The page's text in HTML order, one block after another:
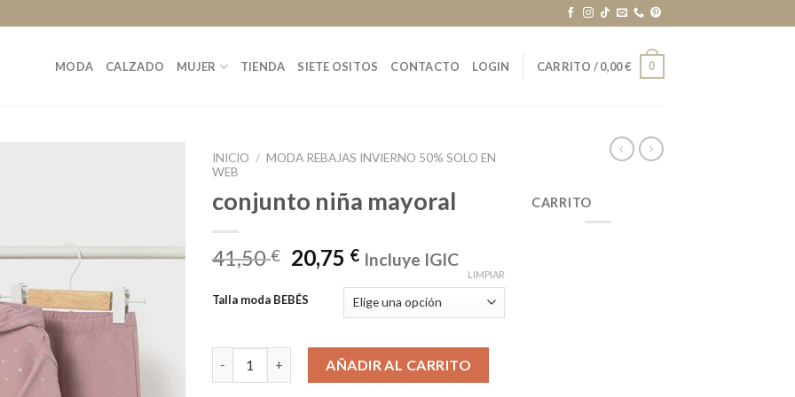
MODA CALZADO MUJER TIENDA SIETE OSITOS CONTACTO LOGIN CARRITO /0,00€ 0
INICIO / MODA REBAJAS INVIERNO 50% SOLO EN
WEB
conjunto niña mayoral
41,50€ 20,75 € Incluye IGIC
Talla moda BEBÉS
LIMPIAR
conjunto niña mayoral cantidadAÑADIR AL CARRITO
CARRITO